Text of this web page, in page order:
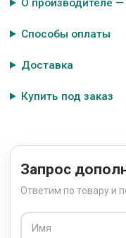
О производителе
Способы оплаты
Доставка
Купить под заказ
Запрос
Ответим по товару и
Имя